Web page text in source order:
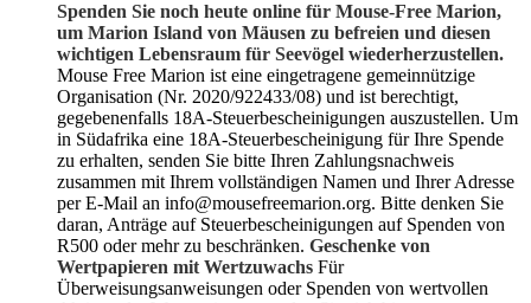
Spenden Sie noch heute online für Mouse-Free Marion,
um Marion Island von Mäusen zu befreien und diesen
wichtigen Lebensraum für Seevögel wiederherzustellen.
Mouse Free Marion ist eine eingetragene gemeinnützige
Organisation (Nr. 2020/922433/08) und ist berechtigt,
gegebenenfalls 18A-Steuerbescheinigungen auszustellen. Um
in Südafrika eine 18A-Steuerbescheinigung für Ihre Spende
zu erhalten, senden Sie bitte Ihren Zahlungsnachweis
zusammen mit Ihrem vollständigen Namen und Ihrer Adresse
per E-Mail an info@mousefreemarion.org. Bitte denken Sie
daran, Anträge auf Steuerbescheinigungen auf Spenden von
R500 oder mehr zu beschränken. Geschenke von
Wertpapieren mit Wertzuwachs Für
Überweisungsanweisungen oder Spenden von wertvollen